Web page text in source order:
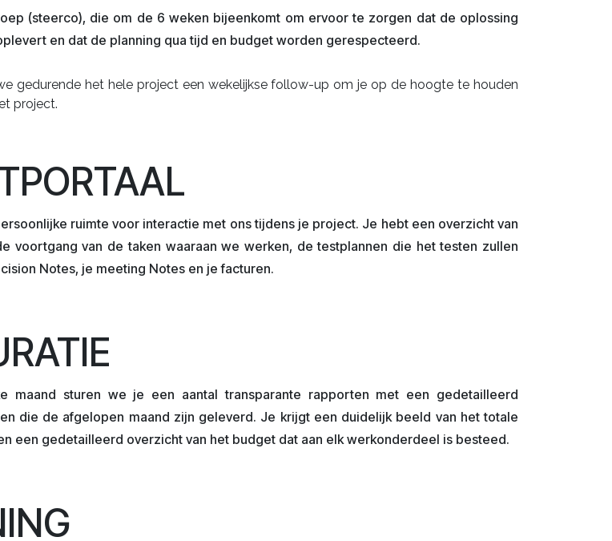
(steerco), die om de 6 weken bijeenkomt om ervoor te zorgen dat de oplossing
en dat de planning qua tijd en budget worden gerespecteerd.
gedurende het hele project een wekelijkse follow-up om je op de hoogte te houden
project.
ruimte voor interactie met ons tijdens je project. Je hebt een overzicht van
voortgang van de taken waaraan we werken, de testplannen die het testen zullen
Notes, je meeting Notes en je facturen.
maand sturen we je een aantal transparante rapporten met een gedetailleerd
die de afgelopen maand zijn geleverd. Je krijgt een duidelijk beeld van het totale
een gedetailleerd overzicht van het budget dat aan elk werkonderdeel is besteed.